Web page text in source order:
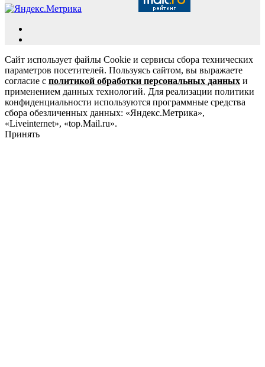
Сайт использует файлы Cookie и сервисы сбора технических
параметров посетителей. Пользуясь сайтом, вы выражаете
согласие с политикой обработки персональных данных и
применением данных технологий. Для реализации политики
конфиденциальности используются программные средства
сбора обезличенных данных: «Яндекс.Метрика»,
«Liveinternet», «top.Mail.ru».
Принять